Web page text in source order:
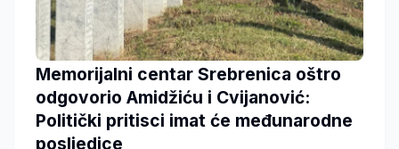
Memorijalni centar Srebrenica oštro
odgovorio Amidžiću i Cvijanović:
Politički pritisci imat će međunarodne
posljedice